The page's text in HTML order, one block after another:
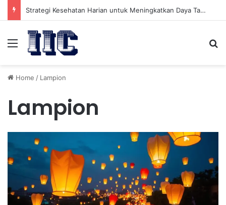
Strategi Kesehatan Harian untuk Meningkatkan Daya Tahan Tubuh dalam Beraktivitas
Menu
Home / Lampion
Lampion